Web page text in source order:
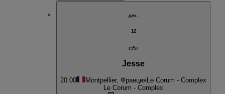
дек.
12
сбт
Jesse
20:00 Montpellier, Франция Le Corum - Complex
Le Corum - Complex